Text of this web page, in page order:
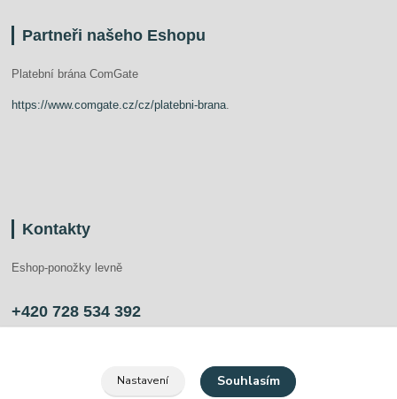
Partneři našeho Eshopu
Platební brána ComGate
https://www.comgate.cz/cz/platebni-brana.
Kontakty
Eshop-ponožky levně
+420 728 534 392
Nastavení Souhlasím